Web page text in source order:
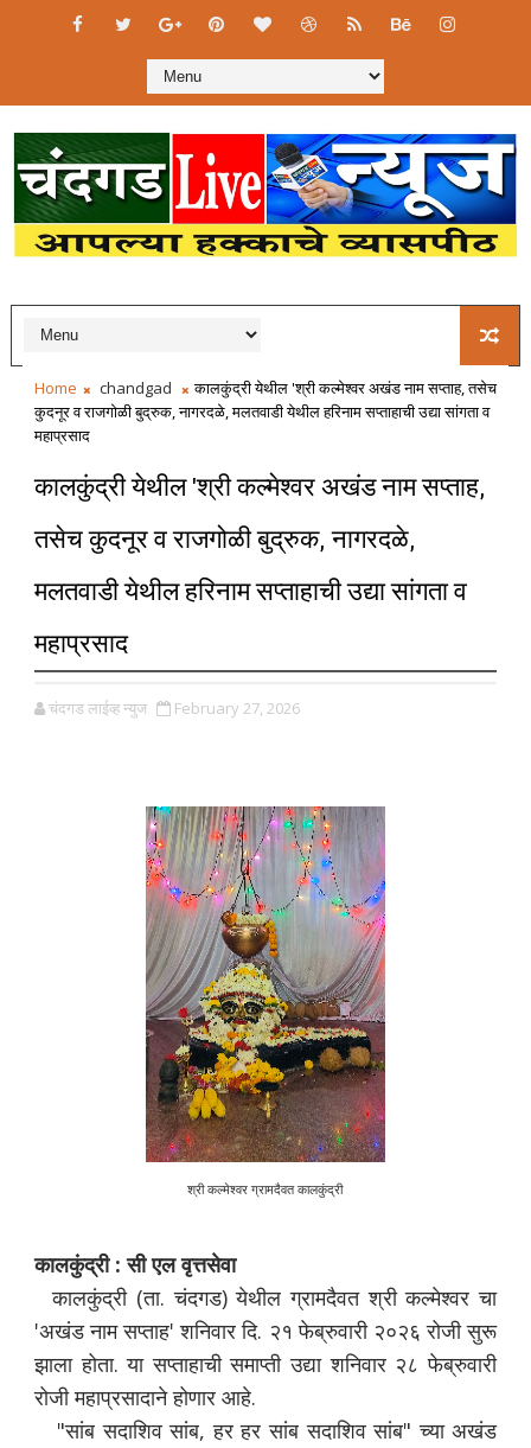
Home chandgad
कालकुंद्री येथील 'श्री कल्मेश्वर अखंड नाम सप्ताह, तसेच
कुदनूर व राजगोळी बुद्रुक, नागरदळे, मलतवाडी येथील हरिनाम सप्ताहाची उद्या सांगता व
महाप्रसाद
कालकुंद्री येथील 'श्री कल्मेश्वर अखंड नाम सप्ताह,
तसेच कुदनूर व राजगोळी बुद्रुक, नागरदळे,
मलतवाडी येथील हरिनाम सप्ताहाची उद्या सांगता व
महाप्रसाद
चंदगड लाईव्ह न्युज February 27, 2026
श्री कल्मेश्वर ग्रामदैवत कालकुंद्री
कालकुंद्री : सी एल वृत्तसेवा
कालकुंद्री (ता. चंदगड) येथील ग्रामदैवत श्री कल्मेश्वर चा
'अखंड नाम सप्ताह' शनिवार दि. २१ फेब्रुवारी २०२६ रोजी सुरू
झाला होता. या सप्ताहाची समाप्ती उद्या शनिवार २८ फेब्रुवारी
रोजी महाप्रसादाने होणार आहे.
"सांब सदाशिव सांब, हर हर सांब सदाशिव सांब" च्या अखंड